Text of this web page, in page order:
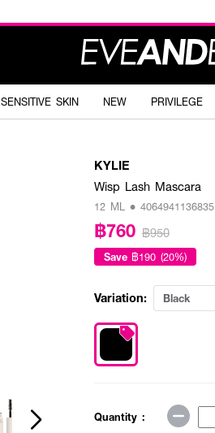
SENSITIVE SKIN NEW PRIVILEGE
KYLIE
Wisp Lash Mascara
12 ML • 4064941136835
฿760 ฿950
Save ฿190 (20%)
Variation: Black
Quantity :